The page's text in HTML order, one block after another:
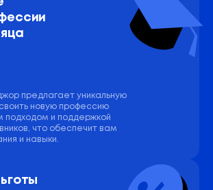
предлагает уникальную
новую профессию
подходом и поддержкой
что обеспечит вам
и навыки.